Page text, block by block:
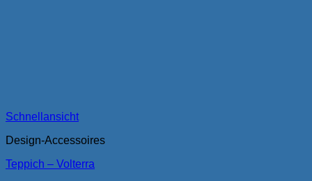
Schnellansicht
Design-Accessoires
Teppich – Volterra